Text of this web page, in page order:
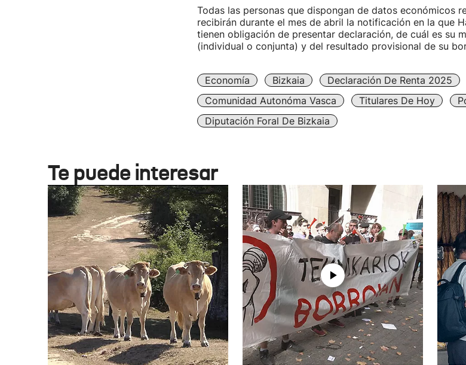
Todas las personas que dispongan de datos económicos
recibirán durante el mes de abril la notificación en la que
tienen obligación de presentar declaración, de cuál es su
(individual o conjunta) y del resultado provisional de su
Economía Bizkaia
Declaración De Renta 2025
Comunidad Autonóma Vasca
Titulares De Hoy
Diputación Foral De Bizkaia
Te puede interesar